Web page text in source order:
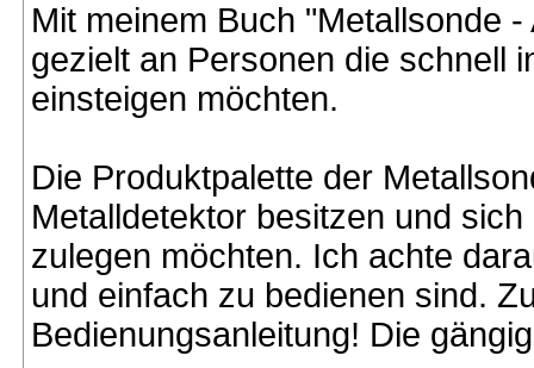
Mit meinem Buch "Metallsonde
gezielt an Personen die schnell
einsteigen möchten.
Die Produktpalette der
Metalldetektor besitzen und
zulegen möchten. Ich achte
und einfach zu bedienen sind.
Bedienungsanleitung! Die